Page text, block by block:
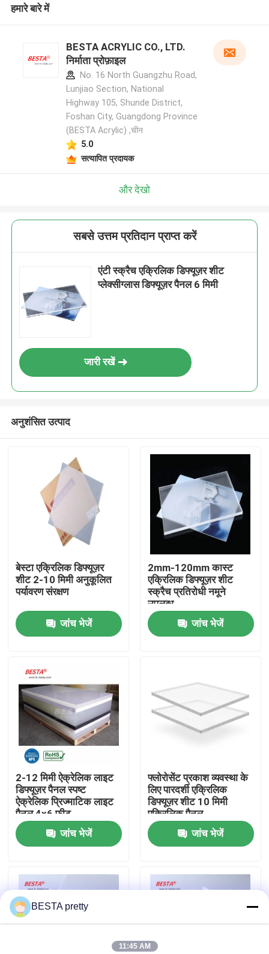
विडियो
हमारे बारे में
कारखाने का दौरा
गुणवत्ता नियंत्रण
हमसे संपर्क करें
समाचार
मामले
एक उद्धरण का अनुरोध करें
हमारे बारे में
BESTA ACRYLIC CO., LTD.
निर्माता प्रोफ़ाइल
No. 16 North Guangzhu Road,
Lunjiao Section, National
Highway 105, Shunde District,
Foshan City, Guangdong Province
(BESTA Acrylic) ,चीन
5.0
सत्यापित प्रदायक
और देखो
सबसे उत्तम प्रतिदान प्राप्त करें
एंटी स्क्रैच एक्रिलिक डिफ्यूज़र शीट
प्लेक्सीग्लास डिफ्यूज़र पैनल 6 मिमी
जारी रखें
अनुशंसित उत्पाद
बेस्टा एक्रिलिक डिफ्यूज़र
शीट 2-10 मिमी अनुकूलित
पर्यावरण संरक्षण
जांच भेजें
2mm-120mm कास्ट
एक्रिलिक डिफ्यूज़र शीट
स्क्रैच प्रतिरोधी नमूने
उपलब्ध
जांच भेजें
2-12 मिमी ऐक्रेलिक लाइट
डिफ्यूज़र पैनल स्पष्ट
ऐक्रेलिक प्रिज्माटिक लाइट
पैनल 4x6 फीट
जांच भेजें
फ्लोरोसेंट प्रकाश व्यवस्था के
लिए पारदर्शी एक्रिलिक
डिफ्यूज़र शीट 10 मिमी
एक्रिलिक पैनल
जांच भेजें
BESTA pretty
11:45 AM